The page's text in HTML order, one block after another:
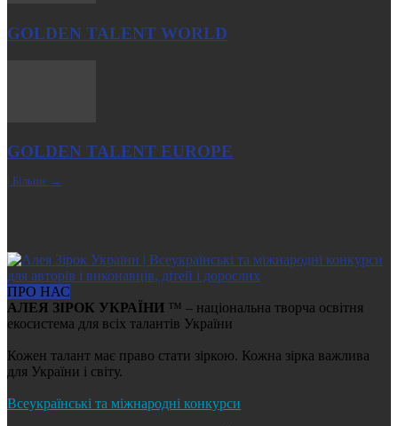
GOLDEN TALENT WORLD
GOLDEN TALENT EUROPE
| Більше →
ПРО НАС
АЛЕЯ ЗІРОК УКРАЇНИ ™ – національна творча освітня
екосистема для всіх талантів України
Кожен талант має право стати зіркою. Кожна зірка важлива
для України і світу.
Всеукраїнські та міжнародні конкурси